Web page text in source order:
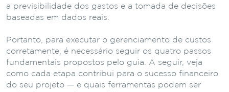
a previsibilidade dos gastos e a tomada de decisões
baseadas em dados reais.
Portanto, para executar o gerenciamento de custos
corretamente, é necessário seguir os quatro passos
fundamentais propostos pelo guia. A seguir, veja
como cada etapa contribui para o sucesso financeiro
do seu projeto — e quais ferramentas podem ser